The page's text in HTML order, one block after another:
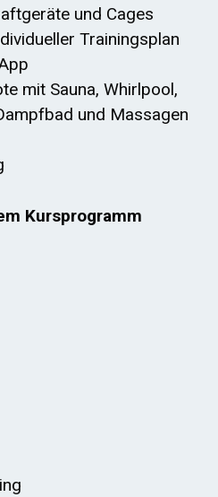
und Cages
Trainingsplan
mit Sauna, Whirlpool,
und Massagen
Kursprogramm